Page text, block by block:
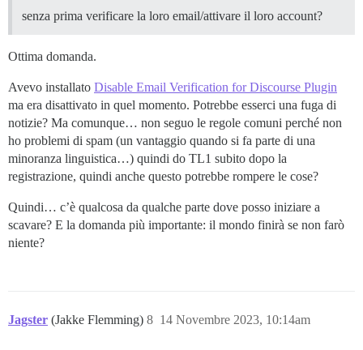
senza prima verificare la loro email/attivare il loro account?
Ottima domanda.
Avevo installato Disable Email Verification for Discourse Plugin
ma era disattivato in quel momento. Potrebbe esserci una fuga di
notizie? Ma comunque… non seguo le regole comuni perché non
ho problemi di spam (un vantaggio quando si fa parte di una
minoranza linguistica…) quindi do TL1 subito dopo la
registrazione, quindi anche questo potrebbe rompere le cose?
Quindi… c’è qualcosa da qualche parte dove posso iniziare a
scavare? E la domanda più importante: il mondo finirà se non farò
niente?
Jagster (Jakke Flemming) 14 Novembre 2023, 10:14am
8